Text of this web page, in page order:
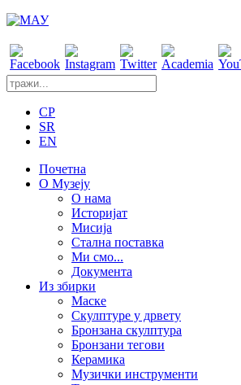
CP
SR
EN
Почетна
О Музеју
О нама
Историјат
Мисија
Стална поставка
Ми смо...
Документа
Из збирки
Маске
Скулптуре у дрвету
Бронзана скулптура
Бронзани тегови
Керамика
Музички инструменти